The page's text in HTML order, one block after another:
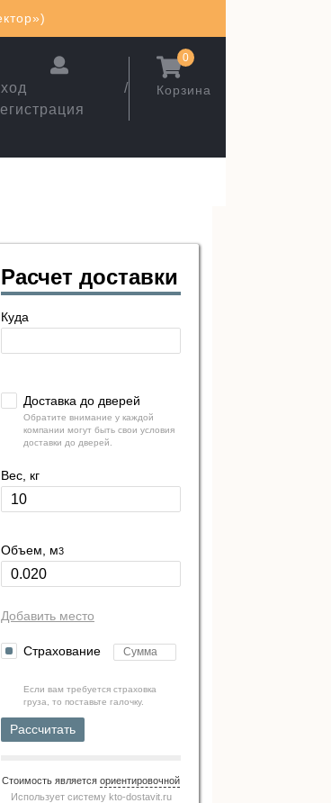
/
Корзина
0
Расчет доставки
Куда
Доставка до дверей
Обратите внимание у каждой
компании могут быть свои условия
доставки до дверей.
Вес, кг
Объем, м3
Добавить место
Страхование
Если вам требуется страховка
груза, то поставьте галочку.
Рассчитать
Стоимость является ориентировочной
Использует систему kto-dostavit.ru